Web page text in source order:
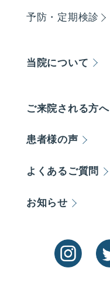
予防・定期検診
当院について
ご来院される方へ
患者様の声
よくあるご質問
お知らせ